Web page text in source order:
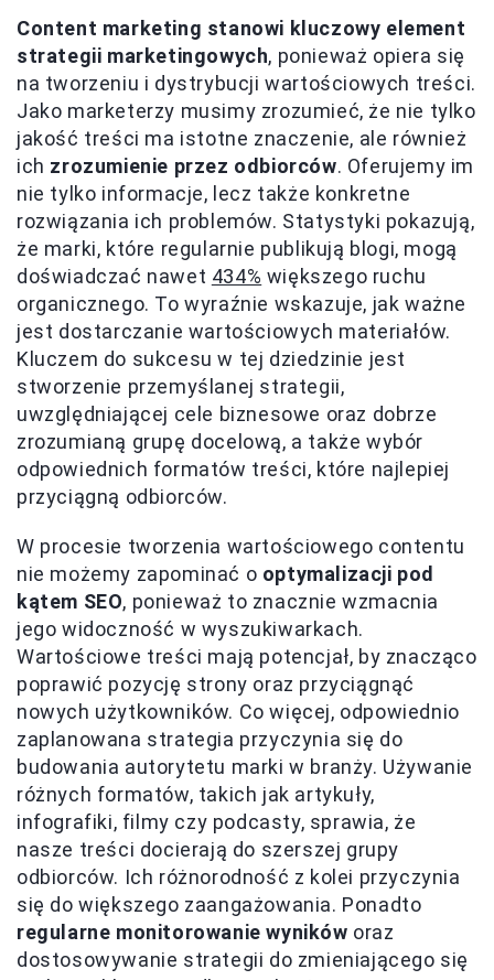
Content marketing stanowi kluczowy element
strategii marketingowych, ponieważ opiera się
na tworzeniu i dystrybucji wartościowych treści.
Jako marketerzy musimy zrozumieć, że nie tylko
jakość treści ma istotne znaczenie, ale również
ich zrozumienie przez odbiorców. Oferujemy im
nie tylko informacje, lecz także konkretne
rozwiązania ich problemów. Statystyki pokazują,
że marki, które regularnie publikują blogi, mogą
doświadczać nawet 434% większego ruchu
organicznego. To wyraźnie wskazuje, jak ważne
jest dostarczanie wartościowych materiałów.
Kluczem do sukcesu w tej dziedzinie jest
stworzenie przemyślanej strategii,
uwzględniającej cele biznesowe oraz dobrze
zrozumianą grupę docelową, a także wybór
odpowiednich formatów treści, które najlepiej
przyciągną odbiorców.
W procesie tworzenia wartościowego contentu
nie możemy zapominać o optymalizacji pod
kątem SEO, ponieważ to znacznie wzmacnia
jego widoczność w wyszukiwarkach.
Wartościowe treści mają potencjał, by znacząco
poprawić pozycję strony oraz przyciągnąć
nowych użytkowników. Co więcej, odpowiednio
zaplanowana strategia przyczynia się do
budowania autorytetu marki w branży. Używanie
różnych formatów, takich jak artykuły,
infografiki, filmy czy podcasty, sprawia, że
nasze treści docierają do szerszej grupy
odbiorców. Ich różnorodność z kolei przyczynia
się do większego zaangażowania. Ponadto
regularne monitorowanie wyników oraz
dostosowywanie strategii do zmieniającego się